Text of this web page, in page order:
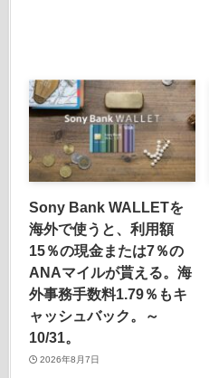
Sony Bank WALLETを
海外で使うと、利用額
15％の現金または7％の
ANAマイルが貰える。海
外事務手数料1.79％もキ
ャッシュバック。～
10/31。
2026年8月7日